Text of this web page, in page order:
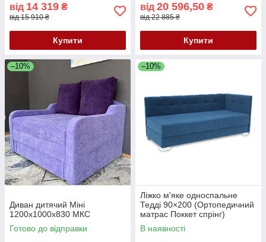
від 14 319 ₴
від 15 910 ₴
Купити
від 20 596,50 ₴
від 22 885 ₴
Купити
–10%
Диван дитячий Міні
1200х1000х830 МКС
Готово до відправки
–10%
Ліжко м'яке односпальне
Тедді 90×200 (Ортопедичний
матрас Поккет спрінг)
В наявності